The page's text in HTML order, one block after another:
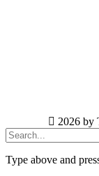
2026 by
Type above and